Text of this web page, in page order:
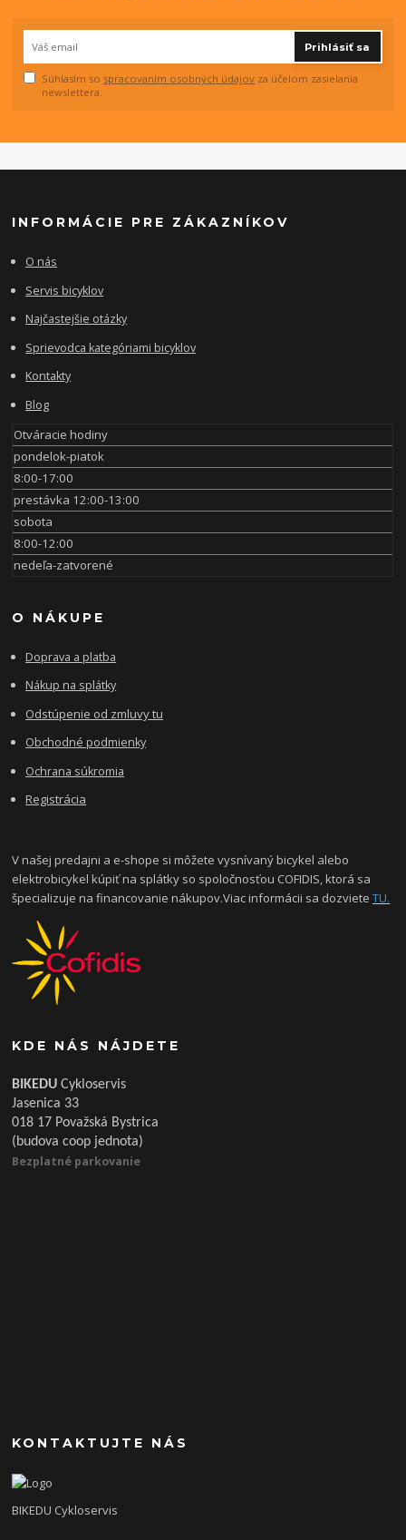
Prihlásiť sa
Súhlasím so spracovaním osobných údajov za účelom zasielania
newslettera.
INFORMÁCIE PRE ZÁKAZNÍKOV
O nás
Servis bicyklov
Najčastejšie otázky
Sprievodca kategóriami bicyklov
Kontakty
Blog
Otváracie hodiny
pondelok-piatok
8:00-17:00
prestávka 12:00-13:00
sobota
8:00-12:00
nedeľa-zatvorené
O NÁKUPE
Doprava a platba
Nákup na splátky
Odstúpenie od zmluvy tu
Obchodné podmienky
Ochrana súkromia
Registrácia
V našej predajni a e-shope si môžete vysnívaný bicykel alebo
elektrobicykel kúpiť na splátky so spoločnosťou COFIDIS, ktorá sa
špecializuje na financovanie nákupov.Viac informácii sa dozvieteTU.
KDE NÁS NÁJDETE
BIKEDUCykloservis
Jasenica 33
018 17 Považská Bystrica
(budova coop jednota)
Bezplatné parkovanie
KONTAKTUJTE NÁS
BIKEDU Cykloservis